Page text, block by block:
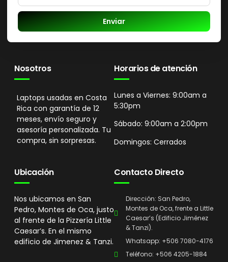
Enviar
Nosotros
Laptops usadas en Costa
Rica con garantía de 12
meses, envío seguro y
asesoría personalizada. Tu
compra, sin sorpresas.
Horarios de atención
Lunes a Viernes: 9:00am a
5:30pm
Sábado: 9:00am a 2:00pm
Domingos: Cerrados
Ubicación
Nos ubicamos en San
Pedro, Montes de Oca, justo
al frente de la Pizzería Little
Caesar’s. En el mismo
edificio de Jimenez & Tanzi.
Contacto Directo
Dirección: San Pedro,
Montes de Oca, frente a Little
Caesar’s (Edificio Jiménez
& Tanzi).
Whatsapp: +506 7080-4176
Teléfono: +506 4205-1884